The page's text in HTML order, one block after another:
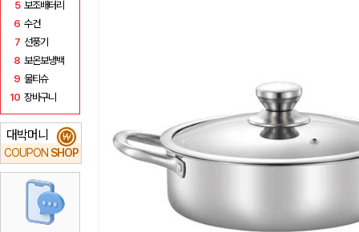
5 보조배터리
6 수건
7 선풍기
8 보온보냉백
9 물티슈
10 장바구니
대박머니
COUPON SHOP
₩